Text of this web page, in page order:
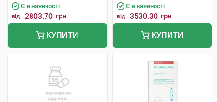
Є в наявності
від 2803.70 грн
КУПИТИ
Є в наявності
від 3530.30 грн
КУПИТИ